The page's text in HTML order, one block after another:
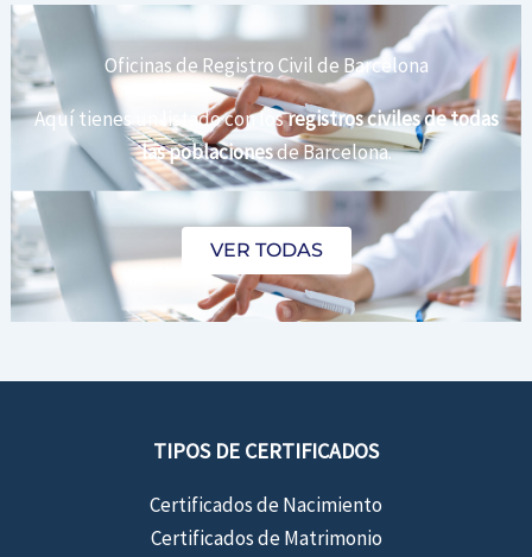
Oficinas de Registro Civil de Barcelona
Aquí tienes un listado con losregistros civiles de todas
las poblacionesde Barcelona.
VER TODAS
TIPOS DE CERTIFICADOS
Certificados de Nacimiento
Certificados de Matrimonio